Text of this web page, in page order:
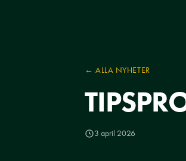
← ALLA NYHETER
3 april 2026